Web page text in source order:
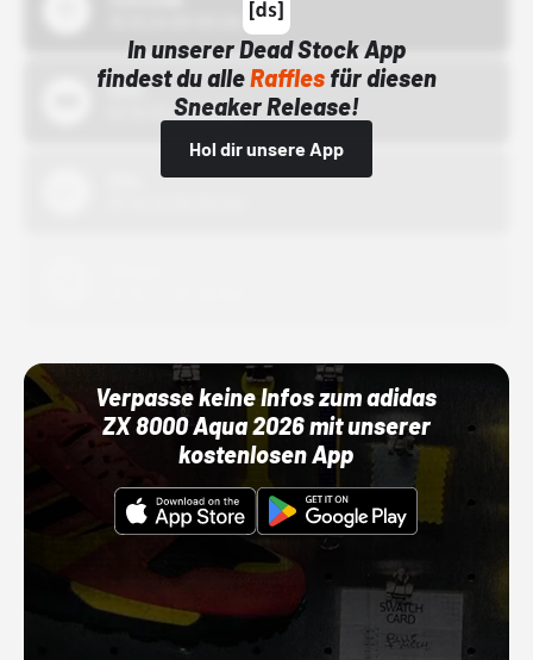
In unserer Dead Stock App
findest du alleRafflesfür diesen
Sneaker Release!
Hol dir unsere App
Bstn
01.10.22 00:00 Uhr
Verpasse keine Infos zum adidas
ZX 8000 Aqua 2026 mit unserer
kostenlosen App